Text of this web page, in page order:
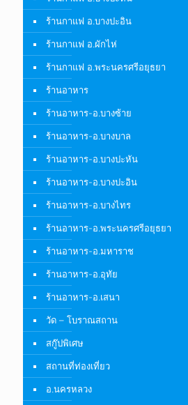
ร้านกาแฟ อ.บางปะอิน
ร้านกาแฟ อ.ผักไห่
ร้านกาแฟ อ.พระนครศรีอยุธยา
ร้านอาหาร
ร้านอาหาร-อ.บางซ้าย
ร้านอาหาร-อ.บางบาล
ร้านอาหาร-อ.บางปะหัน
ร้านอาหาร-อ.บางปะอิน
ร้านอาหาร-อ.บางไทร
ร้านอาหาร-อ.พระนครศรีอยุธยา
ร้านอาหาร-อ.มหาราช
ร้านอาหาร-อ.อุทัย
ร้านอาหาร-อ.เสนา
วัด – โบราณสถาน
สกู๊ปพิเศษ
สถานที่ท่องเที่ยว
อ.นครหลวง